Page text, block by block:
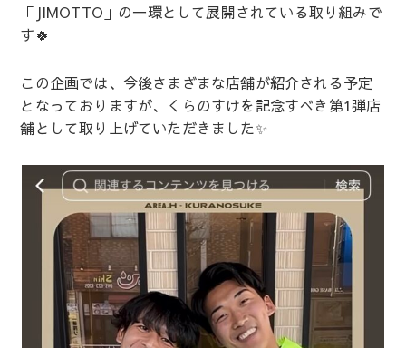
「JIMOTTO」の一環として展開されている取り組みで
す🍀
この企画では、今後さまざまな店舗が紹介される予定
となっておりますが、くらのすけを記念すべき第1弾店
舗として取り上げていただきました✨